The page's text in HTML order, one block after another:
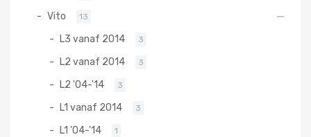
Vito 13
L3 vanaf 2014 3
L2 vanaf 2014 3
L2 '04-'14 3
L1 vanaf 2014 3
L1 '04-'14 1